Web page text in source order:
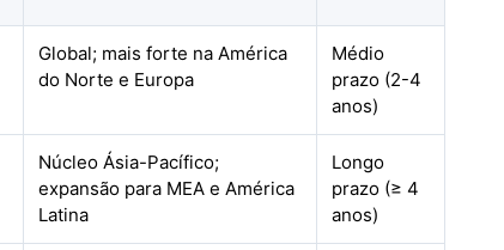
Global; mais forte na América
do Norte e Europa
Médio
prazo (2-4
anos)
Núcleo Ásia-Pacífico;
expansão para MEA e América
Latina
Longo
prazo (≥ 4
anos)